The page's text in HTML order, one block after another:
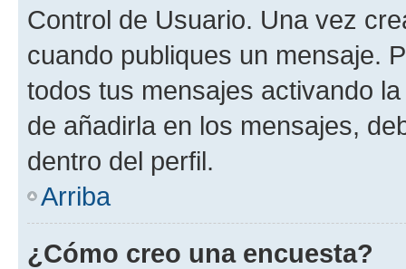
Control de Usuario. Una vez
cuando publiques un mensaje.
todos tus mensajes activando
de añadirla en los mensajes,
dentro del perfil.
Arriba
¿Cómo creo una encuesta?